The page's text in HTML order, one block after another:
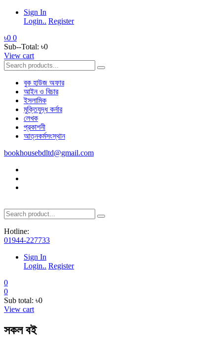
Sign In
Login.. Register
৳0 0
Sub--Total: ৳0
View cart
বুক হাউজ অফার
আইন ও বিচার
ইসলামিক
মুক্তিযুদ্ধ কর্নার
লেখক
প্রকাশনী
আত্নকর্মসংস্থান
bookhousebdltd@gmail.com
Hotline:
01944-227733
Sign In
Login.. Register
0
0
Sub total: ৳0
View cart
সকল বই